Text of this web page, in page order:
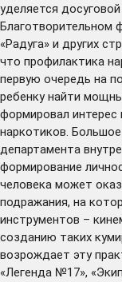
уделяется
Благотворительном
«Радуга» и других
что профилактика
первую очередь на
ребенку найти
формировал интерес
наркотиков.
департамента
формирование
человека может
подражания, на
инструментов –
созданию таких
возрождает эту
«Легенда №17»,